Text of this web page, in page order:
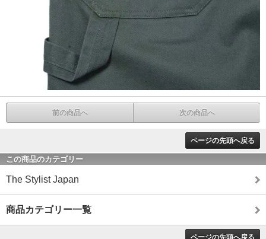
前の商品へ 次の商品へ
ページの先頭へ戻る
この商品のカテゴリー
The Stylist Japan
商品カテゴリー一覧
ページの先頭へ戻る